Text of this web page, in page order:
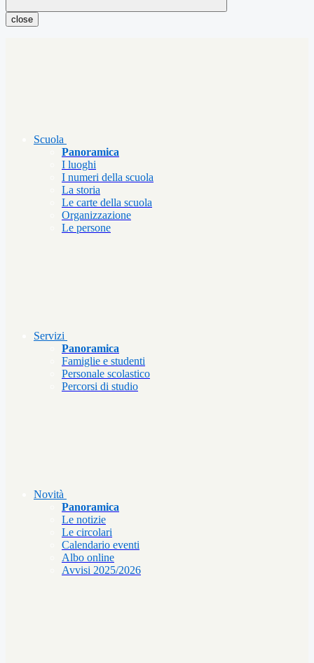
close
Scuola
Panoramica
I luoghi
I numeri della scuola
La storia
Le carte della scuola
Organizzazione
Le persone
Servizi
Panoramica
Famiglie e studenti
Personale scolastico
Percorsi di studio
Novità
Panoramica
Le notizie
Le circolari
Calendario eventi
Albo online
Avvisi 2025/2026